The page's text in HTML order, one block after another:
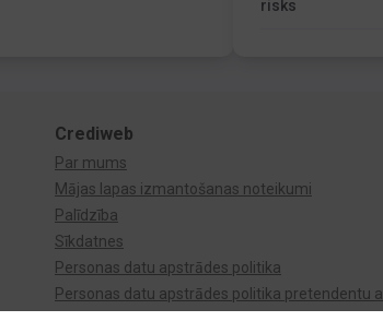
risks
Crediweb
Par mums
Mājas lapas izmantošanas noteikumi
Palīdzība
Sīkdatnes
Personas datu apstrādes politika
Personas datu apstrādes politika pretendentu